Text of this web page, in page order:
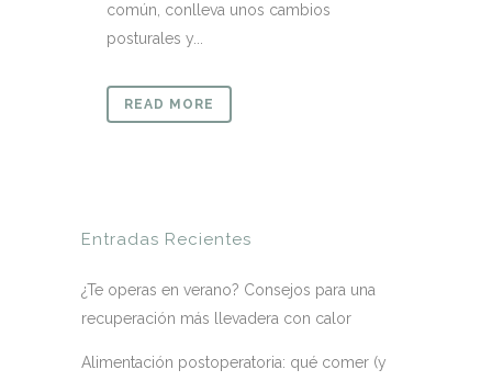
común, conlleva unos cambios
posturales y...
READ MORE
Entradas Recientes
¿Te operas en verano? Consejos para una
recuperación más llevadera con calor
Alimentación postoperatoria: qué comer (y